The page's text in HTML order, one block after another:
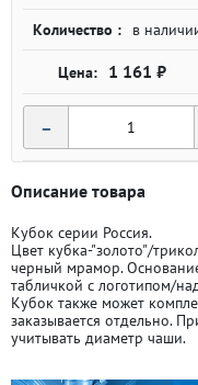
Количество : в
1 161 ₽
-
Описание товара
Кубок серии Россия.
Цвет кубка-"золото"/
черный мрамор.
табличкой с логотипом/
Кубок также может
заказывается отдельно.
учитывать диаметр чаши.